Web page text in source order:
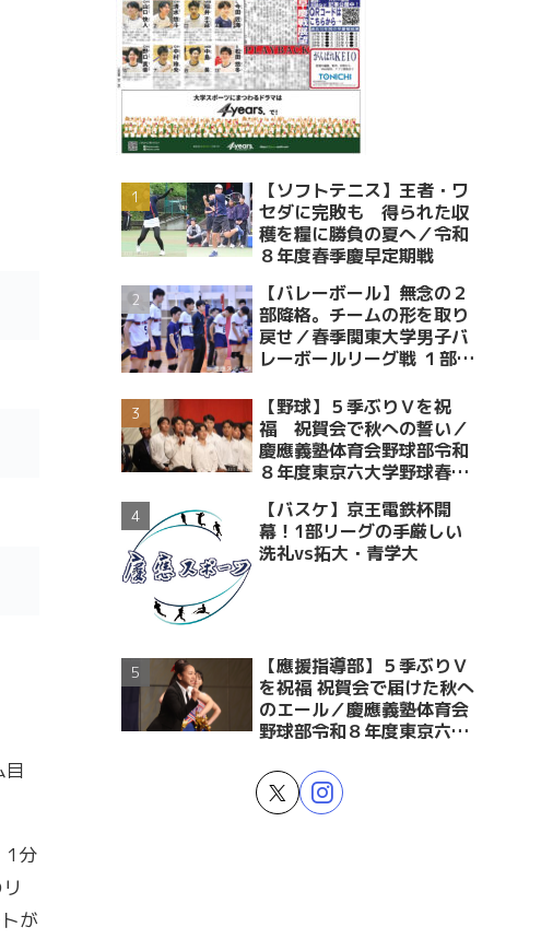
1分
が
【ソフトテニス】王者・ワ
セダに完敗も 得られた収
穫を糧に勝負の夏へ／令和
８年度春季慶早定期戦
【バレーボール】無念の２
部降格。チームの形を取り
戻せ／春季関東大学男子バ
レーボールリーグ戦 １部・
【野球】５季ぶりＶを祝
福 祝賀会で秋への誓い／
慶應義塾体育会野球部令和
８年度東京六大学野球春季
～
【バスケ】京王電鉄杯開
幕！1部リーグの手厳しい
洗礼vs拓大・青学大
【應援指導部】５季ぶりＶ
を祝福 祝賀会で届けた秋へ
のエール／慶應義塾体育会
野球部令和８年度東京六大
賀会～後編～